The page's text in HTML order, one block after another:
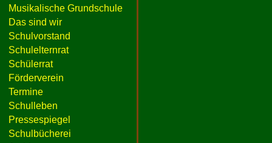
Musikalische Grundschule
Das sind wir
Schulvorstand
Schulelternrat
Schülerrat
Förderverein
Termine
Schulleben
Pressespiegel
Schulbücherei